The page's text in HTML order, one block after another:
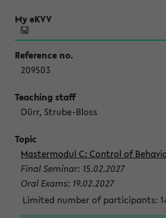
209503
Dürr, Strube-Bloss
Mastermodul C: Control of
Final Seminar: 15.02.2027
Oral Exams: 19.02.2027
Limited number of participants: